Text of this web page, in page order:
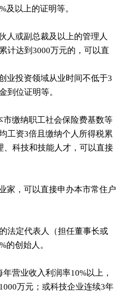
及以上的证明等。
人或副总裁及以上的管理人
计达到3000万元的，可以直
业投资领域从业时间不低于3
到位证明等。
缴纳职工社会保险费基数等
工资3倍且缴纳个人所得税累
、科技和技能人才，可以直接
家，可以直接申办本市常住户
定代表人（担任董事长或
的创始人。
业收入利润率10%以上，
万元；或科技企业连续3年